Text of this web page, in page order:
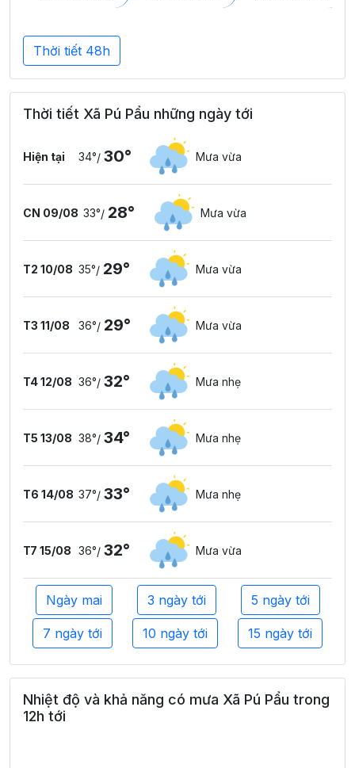
Thời tiết 48h
Thời tiết Xã Pú Pẩu những ngày tới
Hiện tại 34°/ 30° Mưa vừa
CN 09/08 33°/ 28° Mưa vừa
T2 10/08 35°/ 29° Mưa vừa
T3 11/08 36°/ 29° Mưa vừa
T4 12/08 36°/ 32° Mưa nhẹ
T5 13/08 38°/ 34° Mưa nhẹ
T6 14/08 37°/ 33° Mưa nhẹ
T7 15/08 36°/ 32° Mưa vừa
Ngày mai 3 ngày tới 5 ngày tới
7 ngày tới 10 ngày tới 15 ngày tới
Nhiệt độ và khả năng có mưa Xã Pú Pẩu trong
12h tới